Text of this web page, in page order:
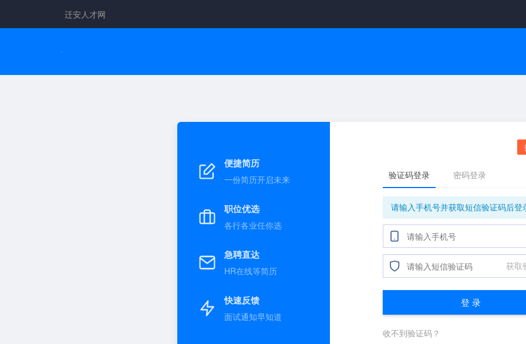
迁安人才网
便捷简历
一份简历开启未来
职位优选
各行各业任你选
急聘直达
HR在线等简历
快速反馈
面试通知早知道